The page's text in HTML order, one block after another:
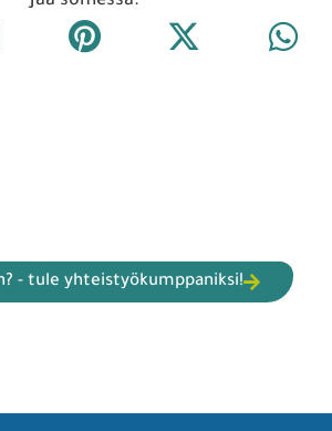
- tule yhteistyökumppaniksi!